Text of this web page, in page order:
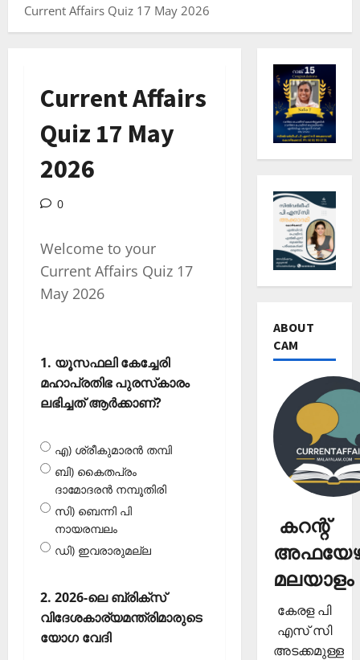
Current Affairs Quiz 17 May 2026
Current Affairs
Quiz 17 May
2026
0
Welcome to your
Current Affairs Quiz 17
May 2026
1. യൂസഫലി കേച്ചേരി
മഹാപ്രതിഭ പുരസ്‌കാരം
ലഭിച്ചത് ആര്‍ക്കാണ്?
എ) ശ്രീകുമാരന്‍ തമ്പി
ബി) കൈതപ്രം
ദാമോദരന്‍ നമ്പൂതിരി
സി) ബെന്നി പി
നായരമ്പലം
ഡി) ഇവരാരുമല്ല
2. 2026-ലെ ബ്രിക്‌സ്
വിദേശകാര്യമന്ത്രിമാരുടെ
യോഗ വേദി
ABOUT
CAM
കറന്റ്
മലയാളം
കേരള പി
എസ് സി
അടക്കമുള്ള